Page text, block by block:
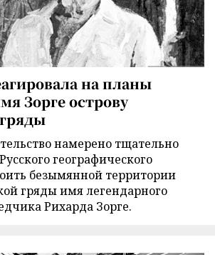
на планы
Зорге острову
намерено тщательно
географического
безымянной территории
гряды имя легендарного
Рихарда Зорге.